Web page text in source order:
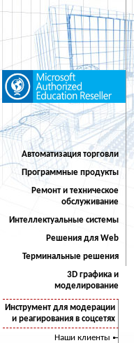
Автоматизация торговли
Программные продукты
Ремонт и техническое
обслуживание
Интеллектуальные системы
Решения для Web
Терминальные решения
3D графика и
моделирование
Инструмент для модерации
и реагирования в соцсетях
Наши клиенты